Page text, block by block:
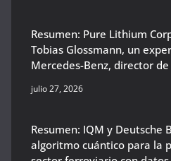
Resumen: Pure Lithium
Tobias Glossmann, un
Mercedes-Benz, director
julio 27, 2026
Resumen: IQM y Deutsche
algoritmo cuántico para la